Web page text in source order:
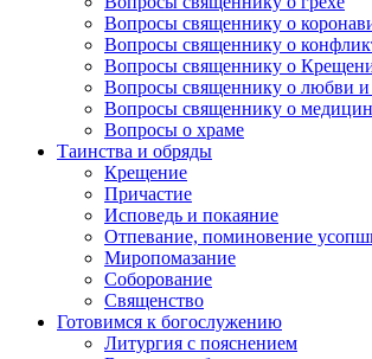
Вопросы священнику о
Вопросы священнику о
Вопросы священнику о
Вопросы священнику о любви
Вопросы священнику о
Вопросы о храме
Таинства и обряды
Крещение
Причастие
Исповедь и покаяние
Отпевание, поминовение
Миропомазание
Соборование
Священство
Готовимся к богослужению
Литургия с пояснением